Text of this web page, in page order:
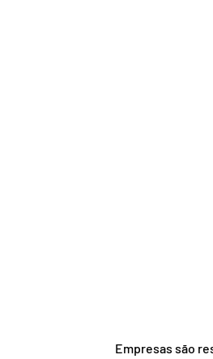
Empresas são